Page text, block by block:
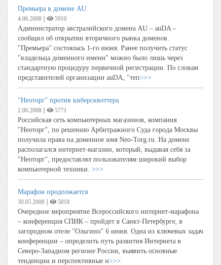
Премьера в домене AU
4.06.2008 5910
Администратор австралийского домена AU – auDA –
сообщил об открытии вторичного рынка доменов.
"Премьера" состоялась 1-го июня. Ранее получить статус
"владельца доменного имени" можно было лишь через
стандартную процедуру первичной регистрации. По словам
представителей организации auDA, "теп>>>
"Неоторг" против киберсквоттера
2.06.2008 5771
Российская сеть компьютерных магазинов, компания
"Неоторг", по решению Арбитражного Суда города Москвы
получила права на доменное имя Neo-Torg.ru. На домене
располагался интернет-магазин, который, выдавая себя за
"Неоторг", предоставлял пользователям широкий выбор
компьютерной техники. >>>
Марафон продолжается
30.05.2008 5818
Очередное мероприятие Всероссийского интернет-марафона
– конференция СПИК – пройдет в Санкт-Петербурге, в
загородном отеле "Ольгино" 6 июня. Одна из ключевых задач
конференции – определить путь развития Интернета в
Северо-Западном регионе России, выявить основные
тенденции и перспективные н>>>